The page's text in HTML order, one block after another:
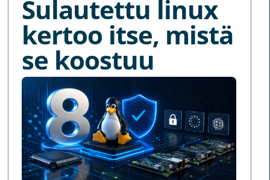
Sulautettu linux
kertoo itse, mistä
se koostuu